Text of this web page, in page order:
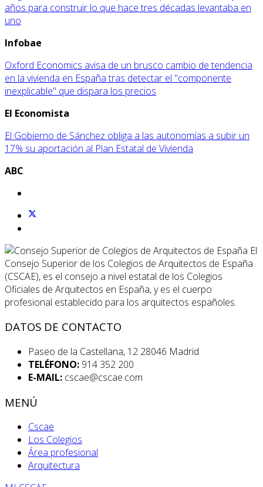
años para construir lo que hace tres décadas levantaba en
uno
Infobae
Oxford Economics avisa de un brusco cambio de tendencia
en la vivienda en España tras detectar el "componente
inexplicable" que dispara los precios
El Economista
El Gobierno de Sánchez obliga a las autonomías a subir un
17% su aportación al Plan Estatal de Vivienda
ABC
El
Consejo Superior de los Colegios de Arquitectos de España
(CSCAE), es el consejo a nivel estatal de los Colegios
Oficiales de Arquitectos en España, y es el cuerpo
profesional establecido para los arquitectos españoles.
DATOS DE CONTACTO
Paseo de la Castellana, 12 28046 Madrid
TELÉFONO: 914 352 200
E-MAIL: cscae@cscae.com
MENÚ
Cscae
Los Colegios
Área profesional
Arquitectura